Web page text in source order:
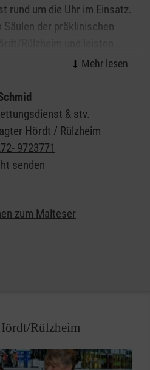
rund um die Uhr im Einsatz.
der präklinischen
für eine optimale
am Markt bieten
für unsere
und vielfältige
berufliche Perspektive im
& stv.
Hördt / Rülzheim
9723771
senden
zum Malteser
Rülzheim